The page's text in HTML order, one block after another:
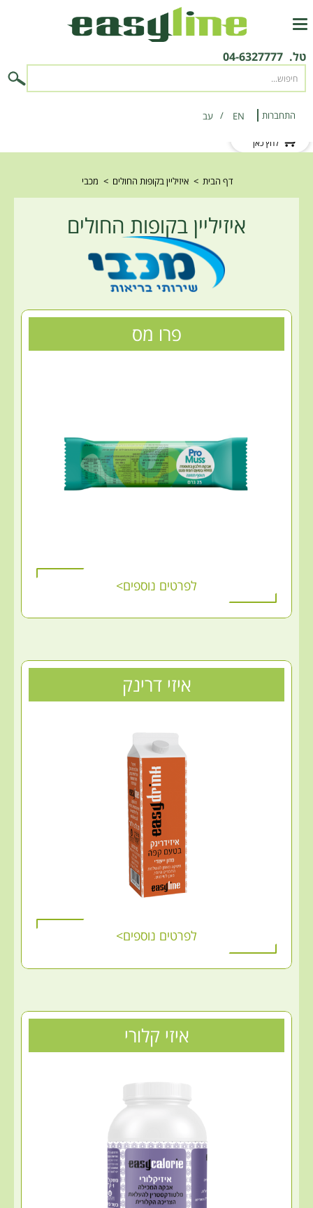
טל. 04-6327777
התחברות EN ‫עב‬
לחץ כאן
דף הבית > איזיליין בקופות החולים > מכבי
איזיליין בקופות החולים
פרו מס
לפרטים נוספים>
איזי דרינק
לפרטים נוספים>
איזי קלורי